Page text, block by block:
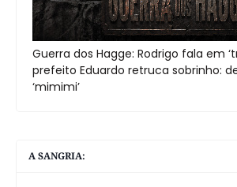
Guerra dos Hagge: Rodrigo fala em
prefeito Eduardo retruca sobrinho:
‘mimimi’
A SANGRIA: